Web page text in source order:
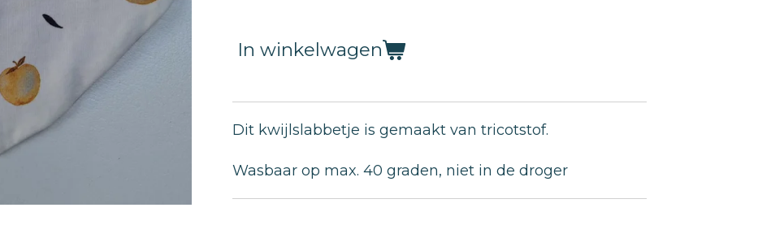
In winkelwagen
Dit kwijlslabbetje is gemaakt van tricotstof.
Wasbaar op max. 40 graden, niet in de droger